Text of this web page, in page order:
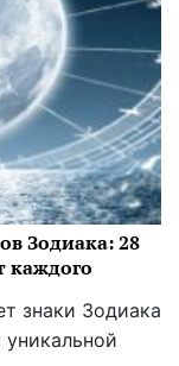
Зодиака: 28
каждого
знаки Зодиака